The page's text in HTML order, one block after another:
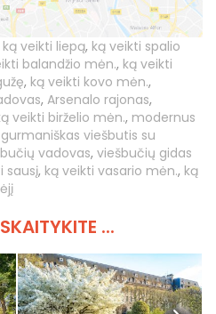
ką veikti liepą, ką veikti spalio
balandžio mėn., ką veikti
, ką veikti kovo mėn.,
, Arsenalo rajonas,
veikti birželio mėn., modernus
gurmaniškas viešbutis su
vadovas, viešbučių gidas
sausį, ką veikti vasario mėn., ką
...